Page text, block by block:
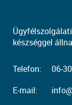
készséggel
Telefon:
06-
E-mail: